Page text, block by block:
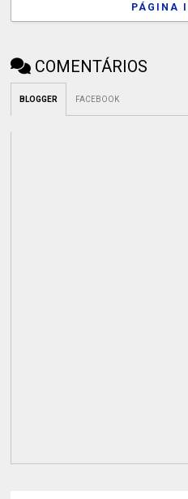
PÁGINA
COMENTÁRIOS
BLOGGER FACEBOOK